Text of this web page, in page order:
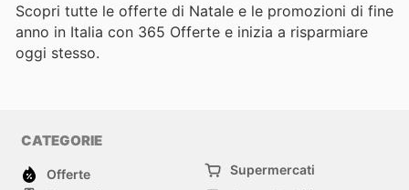
Scopri tutte le offerte di Natale e le promozioni di fine
anno in Italia con 365 Offerte e inizia a risparmiare
oggi stesso.
CATEGORIE
Offerte
Supermercati